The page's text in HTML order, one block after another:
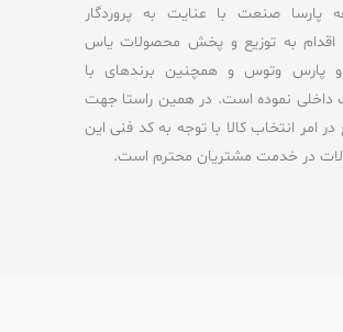
پارسا صنعت با عنایت به پروردگار
اقدام به توزیع و پخش محصولات یاس
و پارس وتوس و همچنین برندهای با
داخلی نموده است. در همین راستا جهت
امر انتخاب کالا با توجه به کد فنی این
در خدمت مشتریان محترم است.